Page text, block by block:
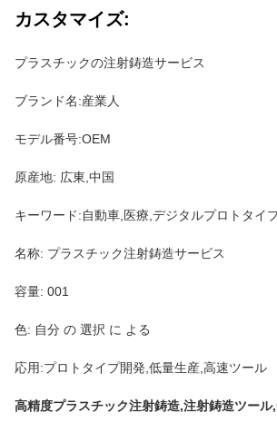
カスタマイズ:
プラスチックの注射鋳造サービス
ブランド名:産業人
モデル番号:OEM
原産地: 広東,中国
キーワード:自動車,医療,デジタルプロトタイ
名称: プラスチック注射鋳造サービス
容量: 001
色: 自分 の 選択 に よる
応用:プロトタイプ開発,低量生産,高速ツール
高精度プラスチック注射鋳造,注射鋳造ツー